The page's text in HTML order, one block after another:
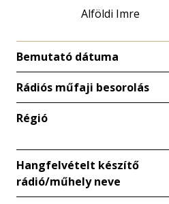
Alföldi Imre
Bemutató dátuma
Rádiós műfaji besorolás
Régió
Hangfelvételt készítő
rádió/műhely neve